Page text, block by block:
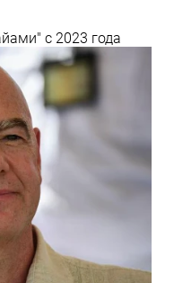
с 2023 года